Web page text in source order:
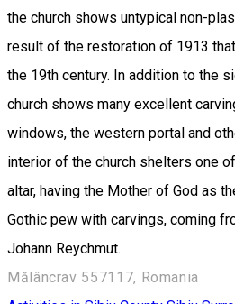
the church shows untypical non-
result of the restoration of 1913
the 19th century. In addition to the
church shows many excellent
windows, the western portal and
interior of the church shelters one
altar, having the Mother of God as
Gothic pew with carvings, coming
Johann Reychmut.
Mălâncrav 557117, Romania